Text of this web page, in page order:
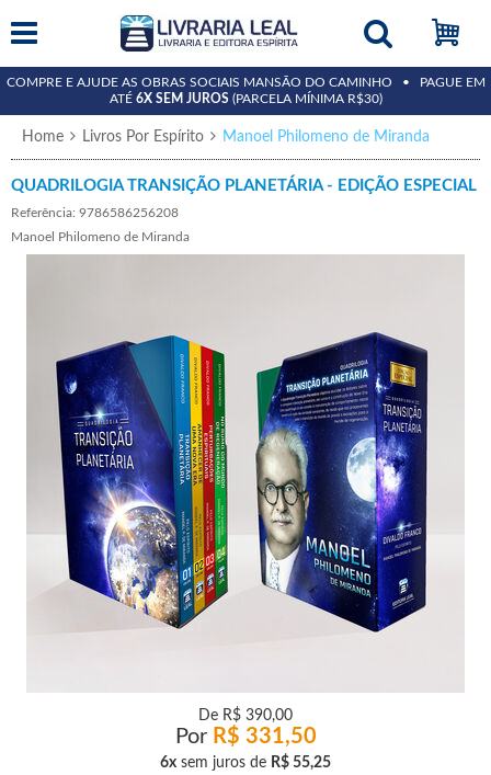
COMPRE E AJUDE AS OBRAS SOCIAIS MANSÃO DO CAMINHO • PAGUE EM
ATÉ 6X SEM JUROS (PARCELA MÍNIMA R$30)
Home Livros Por Espírito Manoel Philomeno de Miranda
QUADRILOGIA TRANSIÇÃO PLANETÁRIA - EDIÇÃO ESPECIAL
Referência: 9786586256208
Manoel Philomeno de Miranda
De R$ 390,00
Por R$ 331,50
6x sem juros de R$ 55,25